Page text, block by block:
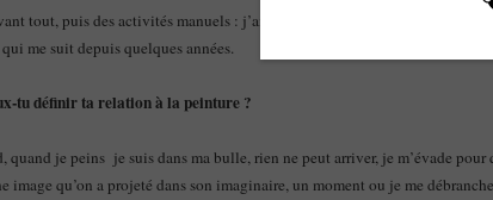
tout, puis des activités manuels : j’aime tricoter et crocheter, coudre
me suit depuis quelques années.
tu définir ta relation à la peinture ?
quand je peins je suis dans ma bulle, rien ne peut arriver, je m’évade
image qu’on a projeté dans son imaginaire, un moment ou je me